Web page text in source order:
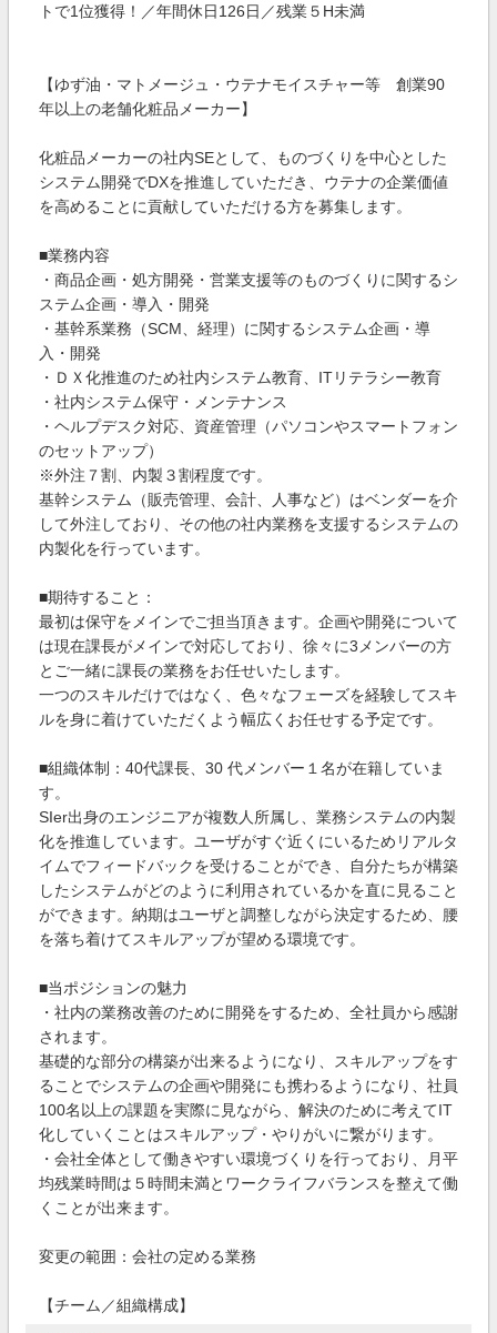
トで1位獲得！／年間休日126日／残業５H未満
【ゆず油・マトメージュ・ウテナモイスチャー等 創業90
年以上の老舗化粧品メーカー】
化粧品メーカーの社内SEとして、ものづくりを中心とした
システム開発でDXを推進していただき、ウテナの企業価値
を高めることに貢献していただける方を募集します。
■業務内容
・商品企画・処方開発・営業支援等のものづくりに関するシ
ステム企画・導入・開発
・基幹系業務（SCM、経理）に関するシステム企画・導
入・開発
・ＤＸ化推進のため社内システム教育、ITリテラシー教育
・社内システム保守・メンテナンス
・ヘルプデスク対応、資産管理（パソコンやスマートフォン
のセットアップ）
※外注７割、内製３割程度です。
基幹システム（販売管理、会計、人事など）はベンダーを介
して外注しており、その他の社内業務を支援するシステムの
内製化を行っています。
■期待すること：
最初は保守をメインでご担当頂きます。企画や開発について
は現在課長がメインで対応しており、徐々に3メンバーの方
とご一緒に課長の業務をお任せいたします。
一つのスキルだけではなく、色々なフェーズを経験してスキ
ルを身に着けていただくよう幅広くお任せする予定です。
■組織体制：40代課長、30 代メンバー１名が在籍していま
す。
SIer出身のエンジニアが複数人所属し、業務システムの内製
化を推進しています。ユーザがすぐ近くにいるためリアルタ
イムでフィードバックを受けることができ、自分たちが構築
したシステムがどのように利用されているかを直に見ること
ができます。納期はユーザと調整しながら決定するため、腰
を落ち着けてスキルアップが望める環境です。
■当ポジションの魅力
・社内の業務改善のために開発をするため、全社員から感謝
されます。
基礎的な部分の構築が出来るようになり、スキルアップをす
ることでシステムの企画や開発にも携わるようになり、社員
100名以上の課題を実際に見ながら、解決のために考えてIT
化していくことはスキルアップ・やりがいに繋がります。
・会社全体として働きやすい環境づくりを行っており、月平
均残業時間は５時間未満とワークライフバランスを整えて働
くことが出来ます。
変更の範囲：会社の定める業務
【チーム／組織構成】